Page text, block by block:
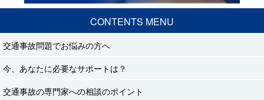
CONTENTS MENU
交通事故問題でお悩みの方へ
今、あなたに必要なサポートは？
交通事故の専門家への相談のポイント